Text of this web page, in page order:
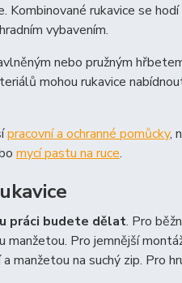
Kombinované rukavice se
vybavením.
nebo pružným
mohou rukavice
pracovní a ochranné pomůcky,
mycí pastu na ruce.
práci budete dělat. Pro
manžetou. Pro jemnější
manžetou na suchý zip. Pro